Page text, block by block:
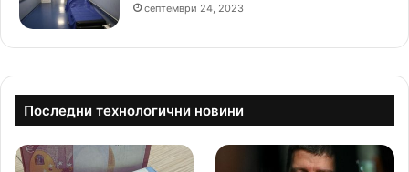
септември 24, 2023
Последни технологични новини